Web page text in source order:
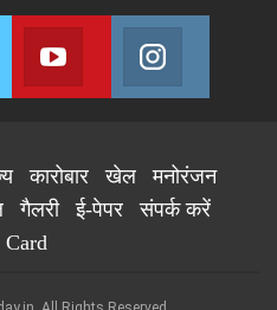
Twitter
Join us on Twitter
Youtube
Join us on Youtube
कारोबार खेल
मनोरंजन
गैलरी ई-पेपर
संपर्क करें
Card